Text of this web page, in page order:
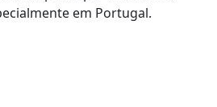
em Portugal.